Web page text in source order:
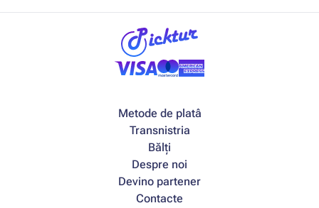
Metode de platâ
Transnistria
Bălți
Despre noi
Devino partener
Contacte